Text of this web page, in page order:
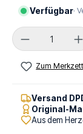
Verfügbar·
Produkt
Zum
Versand
Original-
Aus dem